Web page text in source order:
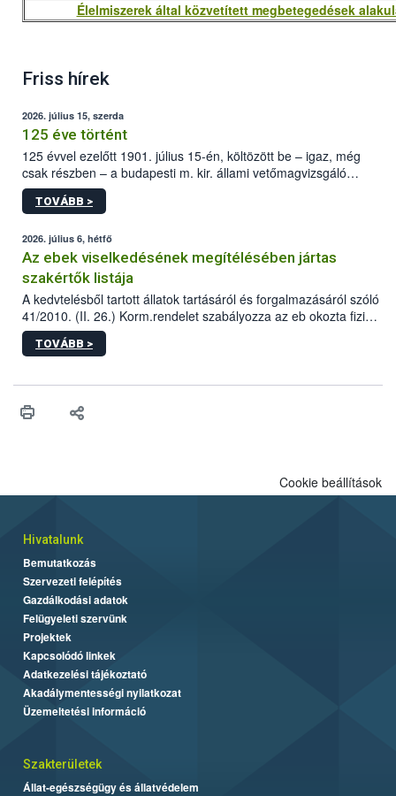
Élelmiszerek által közvetített megbetegedések
Friss hírek
2026. július 15, szerda
125 éve történt
125 évvel ezelőtt 1901. július 15-én, költözött be – igaz, még
csak részben – a budapesti m. kir. állami vetőmagvizsgáló
állomás a Kis Rókus utca 15. szám alatti, Czigler Győző által
tervezett új épületébe.
TOVÁBB >
2026. július 6, hétfő
Az ebek viselkedésének megítélésében jártas
szakértők listája
A kedvtelésből tartott állatok tartásáról és forgalmazásáról szóló
41/2010. (II. 26.) Korm.rendelet szabályozza az eb okozta fizikai
sérülés, illetve ennek veszélye keletkezésekor felmerülő
hatósági feladatokat, valamint a veszélyes eb tartását és annak
vonni az ebek viselkedésének megítélésében jártas szakértőt.
TOVÁBB >
Cookie beállítások
Hivatalunk
Bemutatkozás
Szervezeti felépítés
Gazdálkodási adatok
Felügyeleti szervünk
Projektek
Kapcsolódó linkek
Adatkezelési tájékoztató
Akadálymentességi nyilatkozat
Üzemeltetési információ
Szakterületek
Állat-egészségügy és állatvédelem